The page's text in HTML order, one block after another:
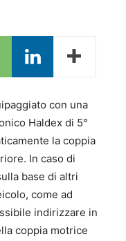
con una
Haldex di 5°
la coppia
In caso di
base di altri
come ad
indirizzare in
coppia motrice